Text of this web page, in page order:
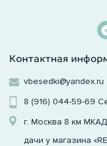
Контактная
vbesedki@yandex.ru
8 (916) 044-59-69
г. Москва 8 км
дачи у магазина